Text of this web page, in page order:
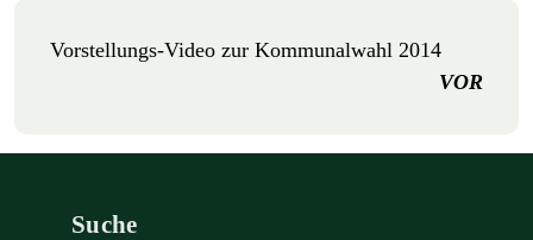
Vorstellungs-Video zur Kommunalwahl 2014
VOR
Suche